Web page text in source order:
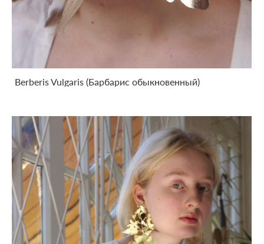
Berberis Vulgaris (Барбарис обыкновенный)